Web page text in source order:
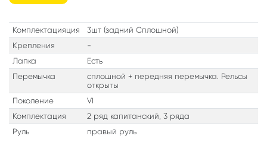
Комплектацияция
3шт (задний Сплошной)
Крепления
-
Лапка
Есть
Перемычка
сплошной + передняя перемычка. Рельсы
открыты
Поколение
VI
Комплектация
2 ряд капитанский, 3 ряда
Руль
правый руль